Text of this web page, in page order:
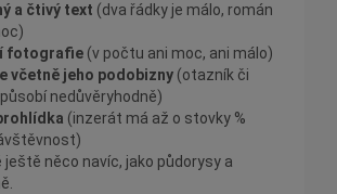
a čtivý text (dva řádky je málo, román
fotografie (v počtu ani moc, ani málo)
včetně jeho podobizny (otazník či
nedůvěryhodně)
(inzerát má až o stovky %
ještě něco navíc, jako půdorysy a